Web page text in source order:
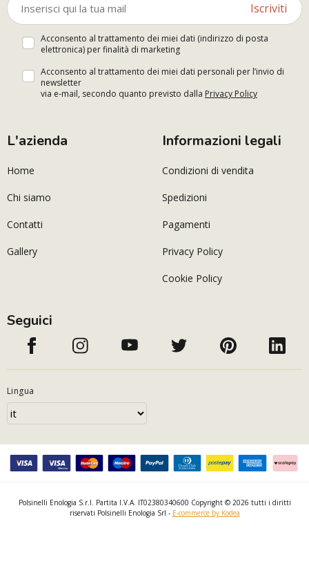
Iscriviti
Acconsento al trattamento dei miei dati (indirizzo di posta
elettronica) per finalità di marketing
Acconsento al trattamento dei miei dati personali per l’invio di
newsletter
via e-mail, secondo quanto previsto dalla Privacy Policy
L'azienda
Home
Chi siamo
Contatti
Gallery
Informazioni legali
Condizioni di vendita
Spedizioni
Pagamenti
Privacy Policy
Cookie Policy
Seguici
Lingua
Polsinelli Enologia S.r.l. Partita I.V.A. IT02380340600 Copyright © 2026 tutti i diritti
riservati Polsinelli Enologia Srl - E-commerce by Kodea